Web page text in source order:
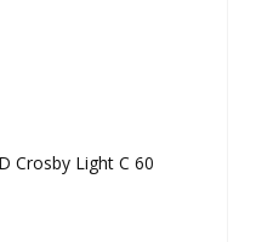
Crosby Light C 60